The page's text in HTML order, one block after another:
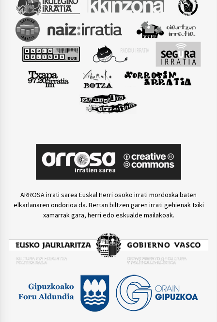
ARROSA irrati sarea Euskal Herri osoko irrati mordoxka baten
elkarlanaren ondorioa da. Bertan biltzen garen irrati gehienak txiki
xamarrak gara, herri edo eskualde mailakoak.